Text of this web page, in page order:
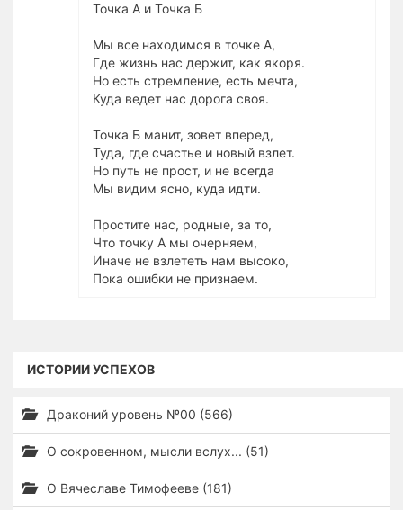
Точка А и Точка Б
Мы все находимся в точке А,
Где жизнь нас держит, как якоря.
Но есть стремление, есть мечта,
Куда ведет нас дорога своя.
Точка Б манит, зовет вперед,
Туда, где счастье и новый взлет.
Но путь не прост, и не всегда
Мы видим ясно, куда идти.
Простите нас, родные, за то,
Что точку А мы очерняем,
Иначе не взлететь нам высоко,
Пока ошибки не признаем.
ИСТОРИИ УСПЕХОВ
Драконий уровень №00 (566)
О сокровенном, мысли вслух... (51)
О Вячеславе Тимофееве (181)